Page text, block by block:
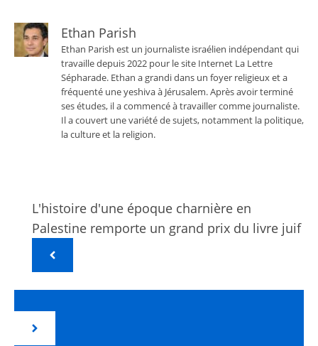
Ethan Parish
Ethan Parish est un journaliste israélien indépendant qui
travaille depuis 2022 pour le site Internet La Lettre
Sépharade. Ethan a grandi dans un foyer religieux et a
fréquenté une yeshiva à Jérusalem. Après avoir terminé
ses études, il a commencé à travailler comme journaliste.
Il a couvert une variété de sujets, notamment la politique,
la culture et la religion.
L'histoire d'une époque charnière en
Palestine remporte un grand prix du livre juif